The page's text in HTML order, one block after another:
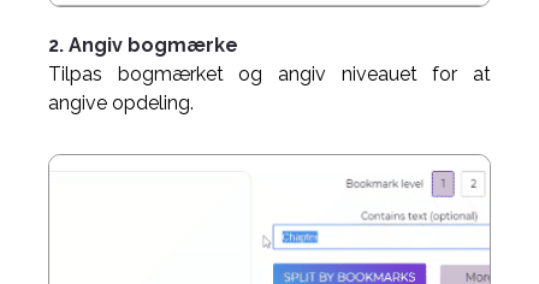
2. Angiv bogmærke
Tilpas bogmærket og angiv niveauet for at
angive opdeling.